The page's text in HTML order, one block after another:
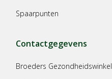
Spaarpunten
Contactgegevens
Broeders Gezondheidswinkel